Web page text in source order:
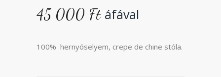
45 000 Ft áfával
100% hernyóselyem, crepe de chine stóla.